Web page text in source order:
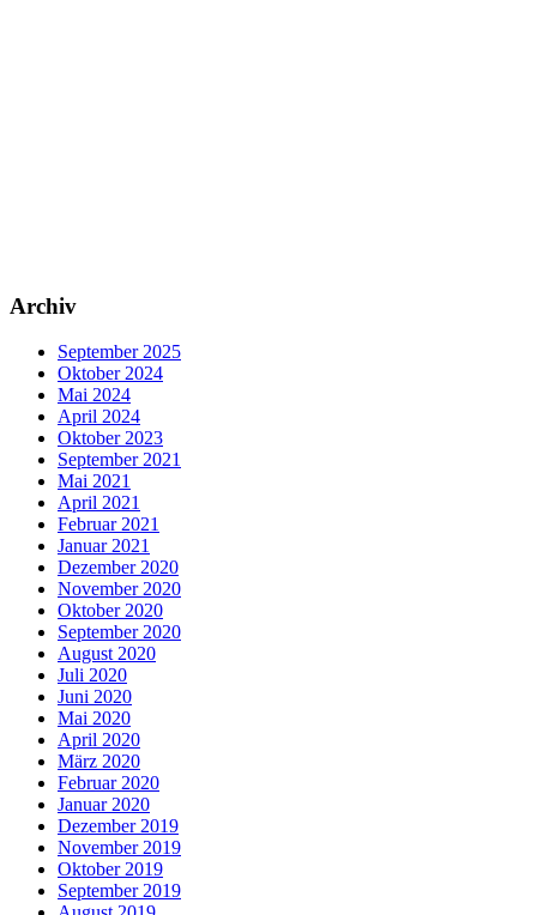
Archiv
September 2025
Oktober 2024
Mai 2024
April 2024
Oktober 2023
September 2021
Mai 2021
April 2021
Februar 2021
Januar 2021
Dezember 2020
November 2020
Oktober 2020
September 2020
August 2020
Juli 2020
Juni 2020
Mai 2020
April 2020
März 2020
Februar 2020
Januar 2020
Dezember 2019
November 2019
Oktober 2019
September 2019